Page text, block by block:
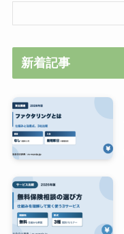
新着記事